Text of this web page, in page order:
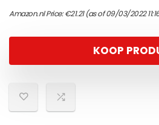
Amazon.nl Price:€21.21(as of 09/03/2022
KOOP